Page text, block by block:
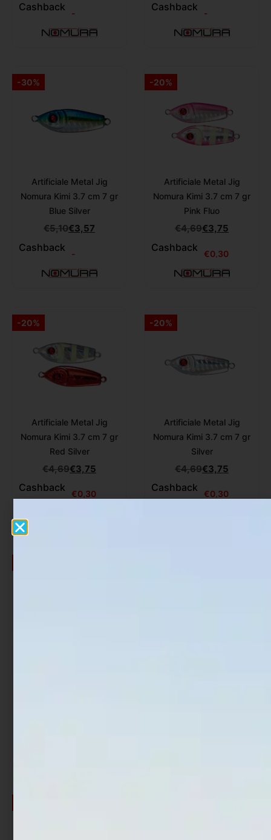
Cashback
-
Cashback
-
-30%
Artificiale Metal Jig
Nomura Kimi 3.7 cm 7 gr
Blue Silver
€5,10€3,57
Cashback
-
-20%
Artificiale Metal Jig
Nomura Kimi 3.7 cm 7 gr
Pink Fluo
€4,69€3,75
Cashback
€0,30
-20%
Artificiale Metal Jig
Nomura Kimi 3.7 cm 7 gr
Red Silver
€4,69€3,75
Cashback
€0,30
-20%
Artificiale Metal Jig
Nomura Kimi 3.7 cm 7 gr
Silver
€4,69€3,75
Cashback
€0,30